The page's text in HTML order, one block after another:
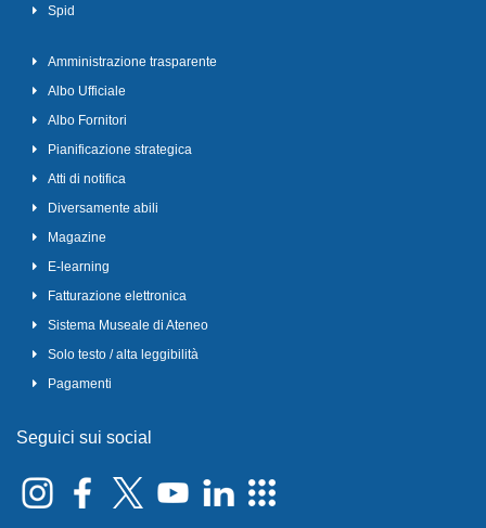
Spid
Amministrazione trasparente
Albo Ufficiale
Albo Fornitori
Pianificazione strategica
Atti di notifica
Diversamente abili
Magazine
E-learning
Fatturazione elettronica
Sistema Museale di Ateneo
Solo testo / alta leggibilità
Pagamenti
Seguici sui social